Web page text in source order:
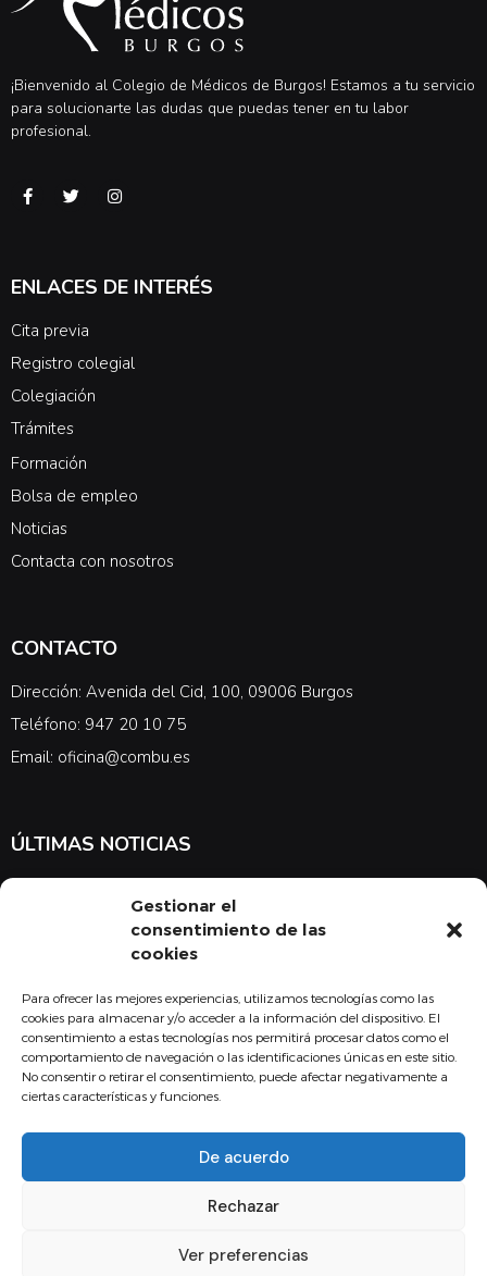
Gestionar el
consentimiento de las
cookies
Para ofrecer las mejores experiencias, utilizamos tecnologías como las
cookies para almacenar y/o acceder a la información del dispositivo. El
consentimiento a estas tecnologías nos permitirá procesar datos como el
comportamiento de navegación o las identificaciones únicas en este sitio.
No consentir o retirar el consentimiento, puede afectar negativamente a
ciertas características y funciones.
De acuerdo
Rechazar
Ver preferencias
¡Bienvenido al Colegio de Médicos de Burgos! Estamos a tu servicio
para solucionarte las dudas que puedas tener en tu labor
profesional.
ENLACES DE INTERÉS
Cita previa
Registro colegial
Colegiación
Trámites
Formación
Bolsa de empleo
Noticias
Contacta con nosotros
CONTACTO
Dirección: Avenida del Cid, 100, 09006 Burgos
Teléfono: 947 20 10 75
Email: oficina@combu.es
ÚLTIMAS NOTICIAS
noticias en cuanto a medicina y el COMBU
Acepto la política de privacidad
Suscribirse
Copyright - 2024 Fundación Colegio Oficial de Médicos Burgos
Política de Cookies
Canal de comunicación interna